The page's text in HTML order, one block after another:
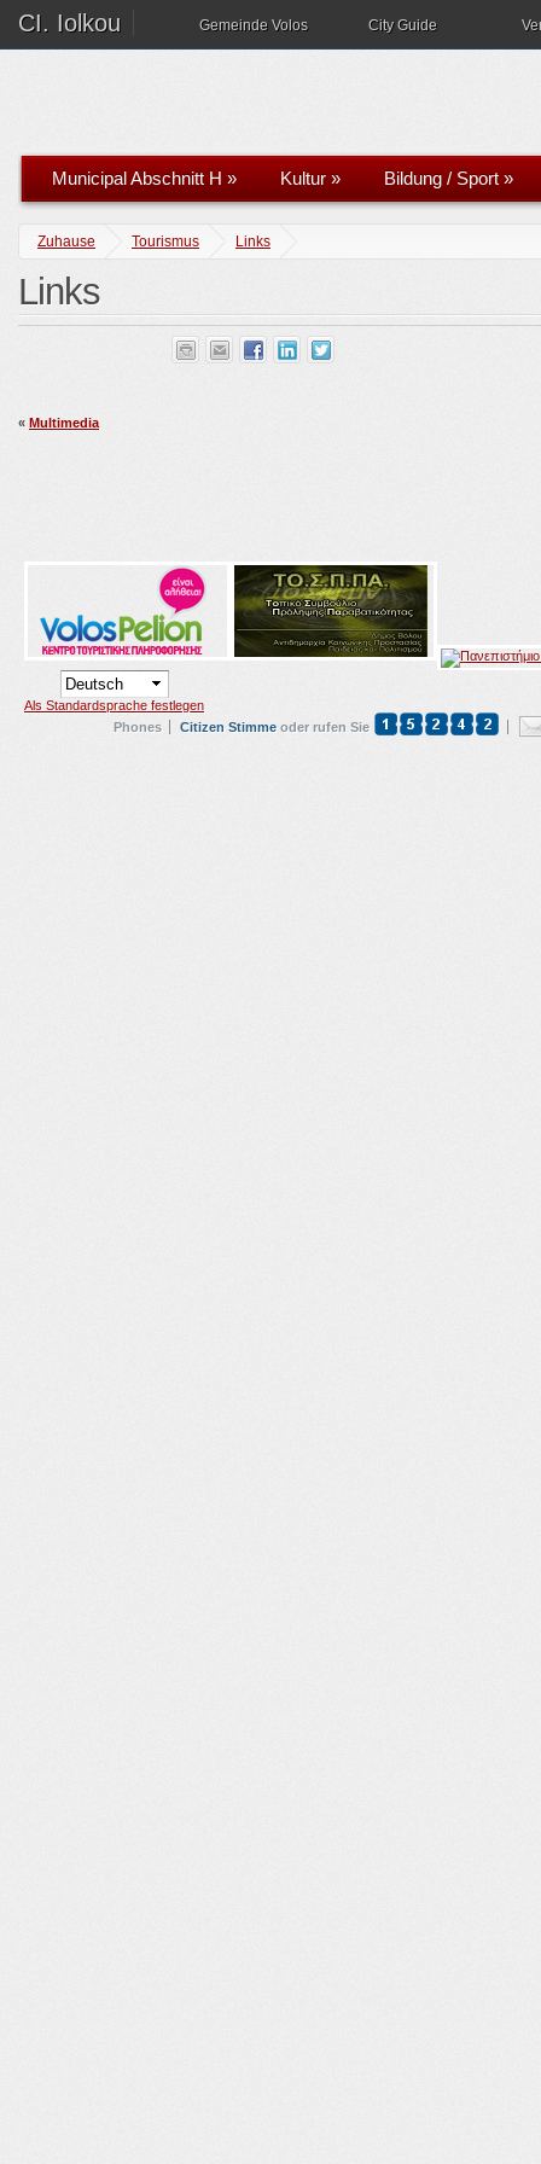
CI. Iolkou Gemeinde Volos City Guide
Municipal Abschnitt H » Kultur » Bildung / Sport »
Zuhause Tourismus Links
Links
« Multimedia
Als Standardsprache festlegen
Phones
Citizen Stimme oder rufen Sie